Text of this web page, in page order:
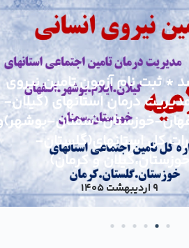
* ثبت نام آزمون تامین نیروی
درمان استانهای (گیلان-
خوزستان-سمنان-
کل استانهای(گلستان-
خوزستان،گیلان و کرمان)
9 اردیبهشت 1405
تامین اجتماعی گرامی باد
20 تیر 1405